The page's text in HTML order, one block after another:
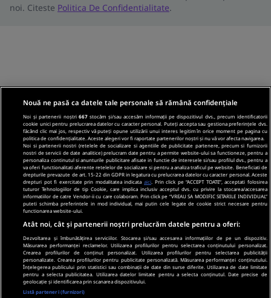
noi. Citeste Politica De Confidentialitate.
Nouă ne pasă ca datele tale personale să rămână confidențiale
Noi și partenerii noștri667 stocăm și/sau accesăm informații pe dispozitivul dvs., precum identificatorii
cookie unici pentru prelucrarea datelor cu caracter personal. Puteți accepta sau gestiona preferințele dvs.
făcând clic mai jos, respectiv vă puteți opune utilizării unui interes legitim în orice moment pe pagina cu
politica de confidențialitate. Aceste alegeri vor fi raportate partenerilor noștri și nu vă vor afecta navigarea.
Noi si partenerii nostri (retelele de socializare si agentiile de publicitate partenere, precum si furnizorii
nostri de servicii de date analitice) prelucram date pentru a permite website-ului sa functioneze, pentru a
personaliza continutul si anunturile publicitare afisate in functie de interesele si/sau profilul dvs., pentru a
va oferi functionalitati aferente retelelor de socializare si pentru a analiza traficul pe website. Beneficiati de
drepturile prevazute de art. 15-22 din GDPR in legatura cu prelucrarea datelor cu caracter personal. Aceste
drepturi pot fi exercitate prin modalitatea indicata aici . Prin click pe “ACCEPT TOATE”, acceptati folosirea
tuturor Tehnologiilor de tip Cookie, care implica inclusiv acceptul dvs. cu privire la stocarea/accesarea
informatiilor de catre Vendor-ii cu care colaboram. Prin click pe “VREAU SA MODIFIC SETARILE INDIVIDUAL”
puteti schimba preferintele in mod individual, mai putin cele legate de cookie strict necesare pentru
functionarea website-ului.
Atât noi, cât și partenerii noștri prelucrăm datele pentru a oferi:
Dezvoltarea și îmbunătățirea serviciilor. Stocarea și/sau accesarea informațiilor de pe un dispozitiv.
Măsurarea performanței reclamelor. Utilizarea profilurilor pentru selectarea conținutului personalizat.
Crearea profilurilor de conținut personalizat. Utilizarea profilurilor pentru selectarea publicității
personalizate. Crearea profilurilor pentru publicitate personalizată. Măsurarea performanței conținutului.
Înțelegerea publicului prin statistici sau combinații de date din surse diferite. Utilizarea de date limitate
pentru a selecta publicitatea. Utilizarea datelor limitate pentru a selecta conținutul. Date precise de
geolocație și identificarea prin scanarea dispozitivului.
Listă parteneri (furnizori)